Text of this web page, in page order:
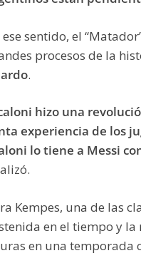
ese sentido, el
procesos de la
.
hizo una
experiencia de los
lo tiene a Messi
Kempes, una de las
en el tiempo y
en una temporada